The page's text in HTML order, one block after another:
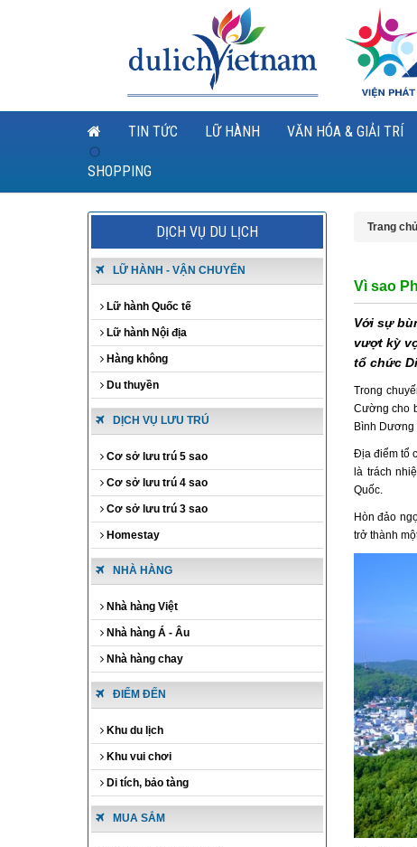
TIN TỨC LỮ HÀNH VĂN HÓA & GIẢI TRÍ
SHOPPING
DỊCH VỤ DU LỊCH
LỮ HÀNH - VẬN CHUYỂN
Lữ hành Quốc tế
Lữ hành Nội địa
Hàng không
Du thuyền
DỊCH VỤ LƯU TRÚ
Cơ sở lưu trú 5 sao
Cơ sở lưu trú 4 sao
Cơ sở lưu trú 3 sao
Homestay
NHÀ HÀNG
Nhà hàng Việt
Nhà hàng Á - Âu
Nhà hàng chay
ĐIỂM ĐẾN
Khu du lịch
Khu vui chơi
Di tích, bảo tàng
MUA SẮM
Trang chủ
Vì sao
Với sự
vượt kỳ
tổ chức
Trong
Cường cho
Bình Dương
Địa điểm tổ
là trách
Quốc.
Hòn đảo
trở thành